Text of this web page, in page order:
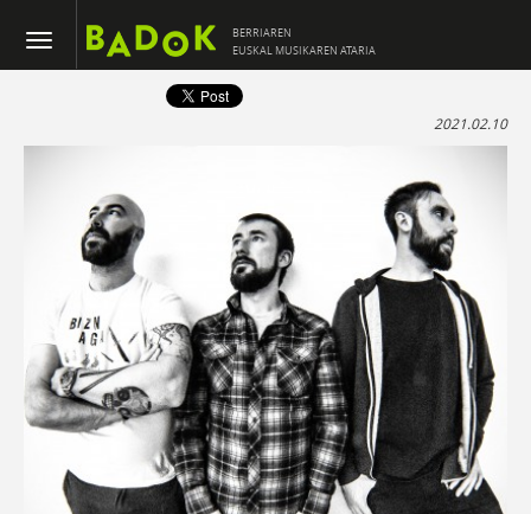
BERRIAREN
EUSKAL MUSIKAREN ATARIA
2021.02.10